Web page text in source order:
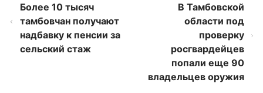
Более 10 тысяч
тамбовчан получают
надбавку к пенсии за
сельский стаж
В Тамбовской
области под
проверку
росгвардейцев
попали еще 90
владельцев оружия